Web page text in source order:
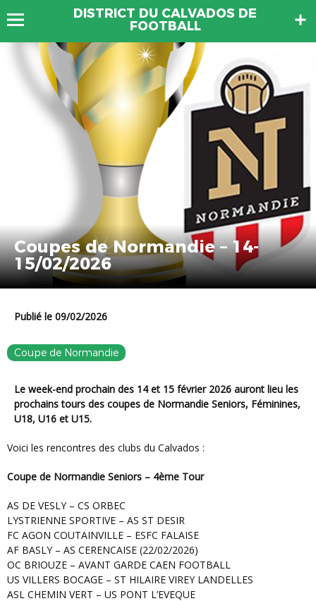
DISTRICT DU CALVADOS DE
FOOTBALL
Coupes de Normandie – 14-
15/02/2026
Publié le 09/02/2026
Coupe de Normandie
Le week-end prochain des 14 et 15 février 2026 auront lieu les
prochains tours des coupes de Normandie Seniors, Féminines,
U18, U16 et U15.
Voici les rencontres des clubs du Calvados :
Coupe de Normandie Seniors – 4ème Tour
AS DE VESLY – CS ORBEC
LYSTRIENNE SPORTIVE – AS ST DESIR
FC AGON COUTAINVILLE – ESFC FALAISE
AF BASLY – AS CERENCAISE (22/02/2026)
OC BRIOUZE – AVANT GARDE CAEN FOOTBALL
US VILLERS BOCAGE – ST HILAIRE VIREY LANDELLES
ASL CHEMIN VERT – US PONT L’EVEQUE